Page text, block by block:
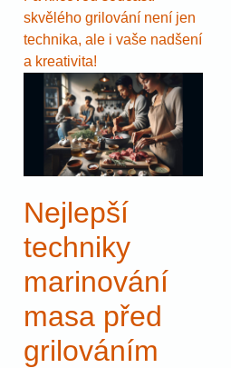
skvělého grilování není jen
technika, ale i vaše nadšení
a kreativita!
Nejlepší
techniky
marinování
masa před
grilováním